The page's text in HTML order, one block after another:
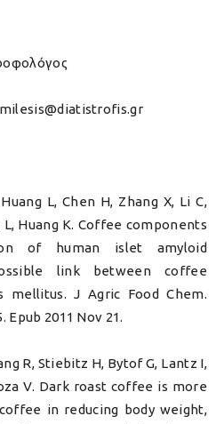
L, Chen H, Zhang X, Li C,
L, Huang K. Coffee components
of human islet amyloid
link between coffee
mellitus. J Agric Food Chem.
Epub 2011 Nov 21.
R, Stiebitz H, Bytof G, Lantz I,
V. Dark roast coffee is more
in reducing body weight,